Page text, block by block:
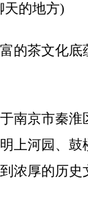
天的地方)
的茶文化
南京市秦
上河园、
浓厚的历史